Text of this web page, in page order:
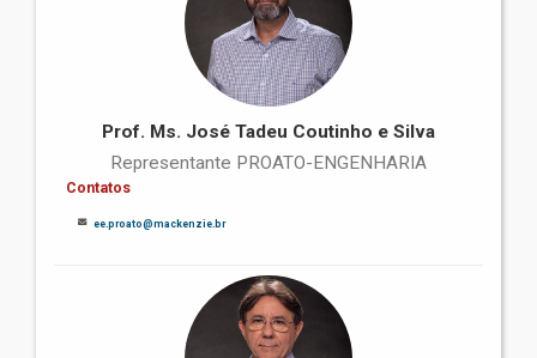
Prof. Ms. José Tadeu Coutinho e Silva
Representante PROATO-ENGENHARIA
Contatos
ee.proato@mackenzie.br